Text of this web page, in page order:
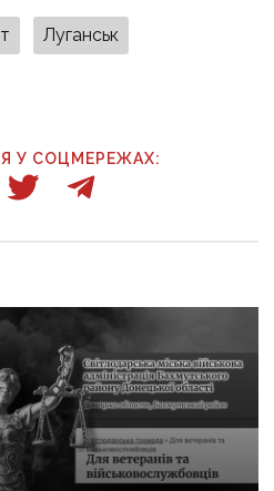
Луганськ
У СОЦМЕРЕЖАХ: